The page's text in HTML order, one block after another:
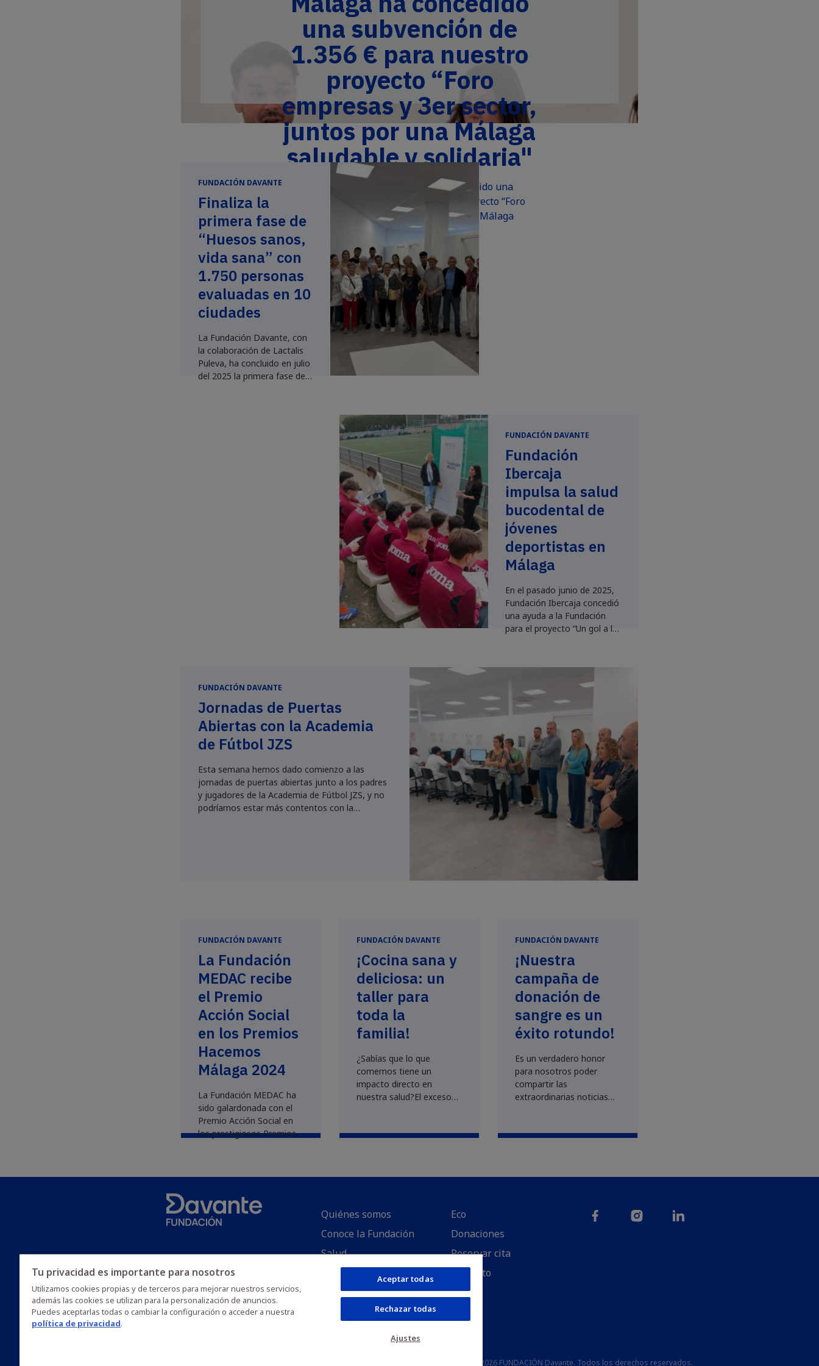
una subvención de
1.356 € para nuestro
proyecto “Foro
empresas y 3er sector,
juntos por una Málaga
saludable y solidaria"
El Ayuntamiento de Málaga ha concedido una
subvención de 1.356 € para nuestro proyecto “Foro
empresas y 3er sector, juntos por una Málaga
saludable y solidaria...
FUNDACIÓN DAVANTE
Finaliza la
primera fase de
“Huesos sanos,
vida sana” con
1.750 personas
evaluadas en 10
ciudades
La Fundación Davante, con
la colaboración de Lactalis
Puleva, ha concluido en julio
del 2025 la primera fase del
FUNDACIÓN DAVANTE
Fundación
Ibercaja
impulsa la salud
bucodental de
jóvenes
deportistas en
Málaga
En el pasado junio de 2025,
Fundación Ibercaja concedió
una ayuda a la Fundación
para el proyecto “Un gol a la
se desarrollará en la ciudad
FUNDACIÓN DAVANTE
Jornadas de Puertas
Abiertas con la Academia
de Fútbol JZS
Esta semana hemos dado comienzo a las
jornadas de puertas abiertas junto a los padres
y jugadores de la Academia de Fútbol JZS, y no
podríamos estar más contentos con la
FUNDACIÓN DAVANTE
La Fundación
MEDAC recibe
el Premio
Acción Social
en los Premios
Hacemos
Málaga 2024
La Fundación MEDAC ha
sido galardonada con el
Premio Acción Social en
los prestigiosos Premios
Empresarios de Málaga ...
FUNDACIÓN DAVANTE
¡Cocina sana y
deliciosa: un
taller para
toda la
familia!
¿Sabías que lo que
comemos tiene un
impacto directo en
nuestra salud?El exceso
pasada a nuestro
FUNDACIÓN DAVANTE
¡Nuestra
campaña de
donación de
sangre es un
éxito rotundo!
Es un verdadero honor
para nosotros poder
compartir las
extraordinarias noticias
que ha superado con
Quiénes somos
Conoce la Fundación
Salud
Empleabilidad
Investigación
Eco
Donaciones
Reservar cita
Contacto
Blog
Copyright © 2026 FUNDACIÓN Davante. Todos los derechos reservados.
Tu privacidad es importante para nosotros
Utilizamos cookies propias y de terceros para mejorar nuestros servicios,
además las cookies se utilizan para la personalización de anuncios.
Puedes aceptarlas todas o cambiar la configuración o acceder a nuestra
política de privacidad.
Aceptar todas
Rechazar todas
Ajustes